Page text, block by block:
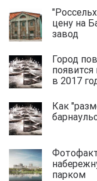
цену на
завод
Город
появится
в 2017
Как
парком